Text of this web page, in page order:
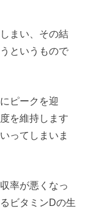
まい、その結
というもので
ピークを迎
を維持します
ってしまいま
率が悪くなっ
ビタミンDの生